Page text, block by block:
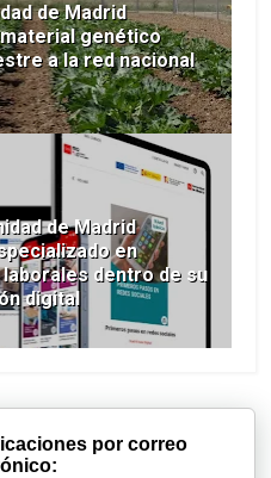
de Madrid
genético
a la red nacional
de Madrid
en
dentro de su
digital
por correo